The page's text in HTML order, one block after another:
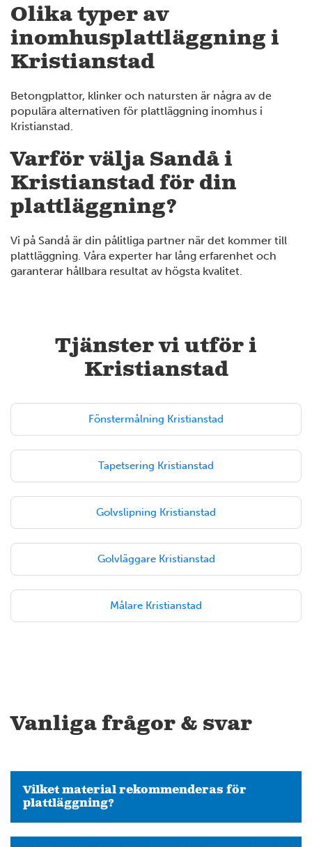
Olika typer av
inomhusplattläggning i
Kristianstad
Betongplattor, klinker och natursten är några av de
populära alternativen för plattläggning inomhus i
Kristianstad.
Varför välja Sandå i
Kristianstad för din
plattläggning?
Vi på Sandå är din pålitliga partner när det kommer till
plattläggning. Våra experter har lång erfarenhet och
garanterar hållbara resultat av högsta kvalitet.
Tjänster vi utför i
Kristianstad
Fönstermålning Kristianstad
Tapetsering Kristianstad
Golvslipning Kristianstad
Golvläggare Kristianstad
Målare Kristianstad
Vanliga frågor & svar
Vilket material rekommenderas för
plattläggning?